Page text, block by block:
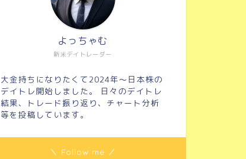
新米デイトレーダー
よっちゃむ
大金持ちになりたくて2024年～日本株の
デイトレ開始しました。 日々のデイトレ
結果、トレード振り返り、チャート分析
等を投稿しています。
＼ Follow me ／